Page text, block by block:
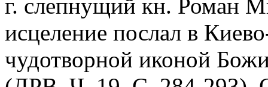
г. слепнущий кн. Роман
исцеление послал в
чудотворной иконой